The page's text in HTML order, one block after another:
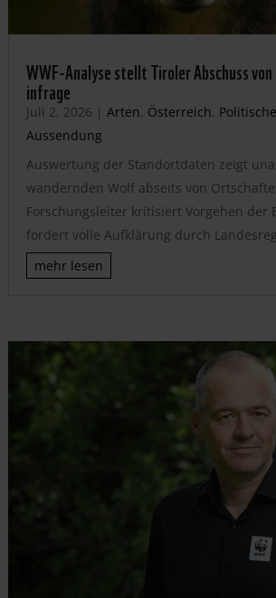
WWF-Analyse stellt Tiroler Abschuss
infrage
Juli 2, 2026 | Arten, Österreich,
Aussendung
Auswertung der Standortdaten zeigt
wandernden Wolf abseits von
Forschungsleiter kritisiert Vorgehen der
fordert volle Aufklärung durch
mehr lesen